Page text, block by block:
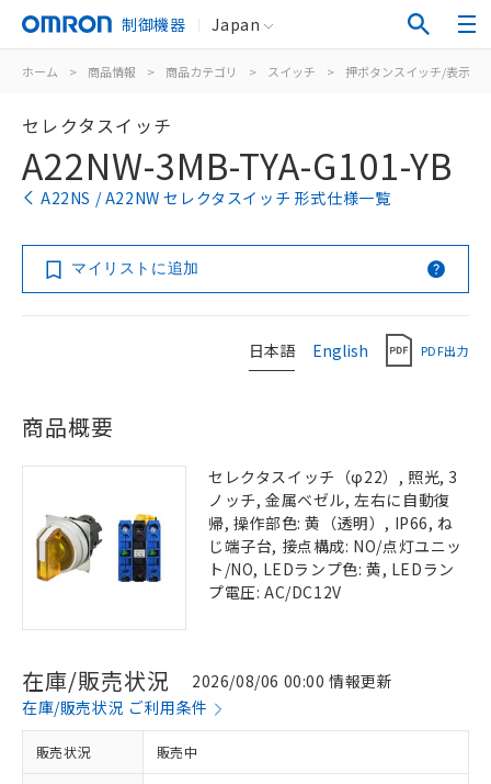
制御機器 Japan
ホーム > 商品情報 > 商品カテゴリ > スイッチ > 押ボタンスイッチ/表示灯
セレクタスイッチ
A22NW-3MB-TYA-G101-YB
A22NS / A22NW セレクタスイッチ 形式仕様一覧
マイリストに追加
日本語 English PDF出力
商品概要
セレクタスイッチ（φ22）, 照光, 3
ノッチ, 金属ベゼル, 左右に自動復
帰, 操作部色: 黄（透明）, IP66, ね
じ端子台, 接点構成: NO/点灯ユニッ
ト/NO, LEDランプ色: 黄, LEDラン
プ電圧: AC/DC12V
在庫/販売状況
2026/08/06 00:00 情報更新
在庫/販売状況 ご利用条件
販売状況 販売中